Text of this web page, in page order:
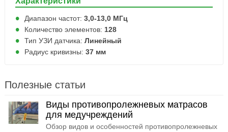
Диапазон частот: 3,0-13,0 МГц
Количество элементов: 128
Тип УЗИ датчика: Линейный
Радиус кривизны: 37 мм
Полезные статьи
Виды противопролежневых матрасов
для медучреждений
Обзор видов и особенностей противопролежневых